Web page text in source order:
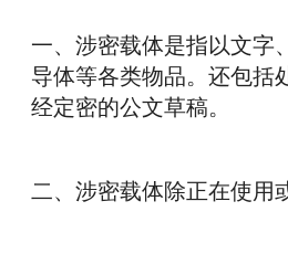
一、涉密载体是指以文字
导体等各类物品。还包括
经定密的公文草稿。
二、涉密载体除正在使用